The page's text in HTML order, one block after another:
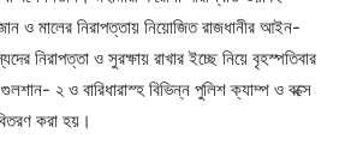
ও মালের নিরাপত্তায় নিয়োজিত রাজধানীর আইন-
নিরাপত্তা ও সুরক্ষায় রাখার ইচ্ছে নিয়ে বৃহস্পতিবার
২ ও বারিধারাস্হ বিভিন্ন পুলিশ ক্যাম্প ও বক্সে
করা হয়।